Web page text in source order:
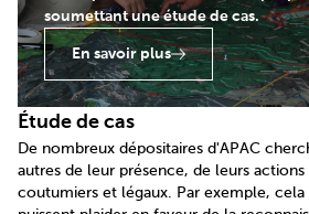
soumettant une étude de cas.
En savoir plus
Étude de cas
De nombreux dépositaires d'APAC
autres de leur présence, de leurs
coutumiers et légaux. Par exemple,